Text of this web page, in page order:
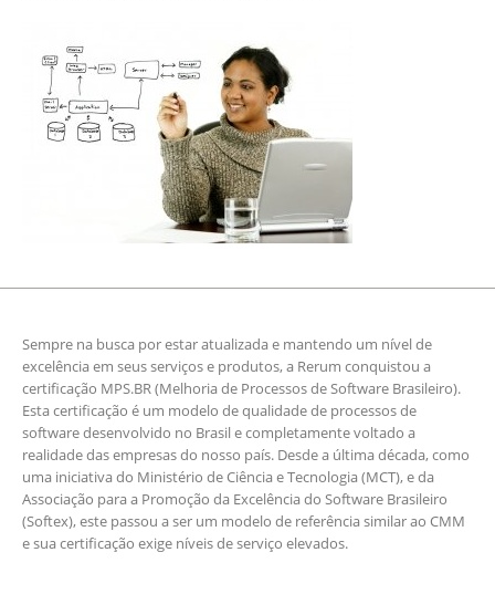
Sempre na busca por estar atualizada e mantendo um nível de
excelência em seus serviços e produtos, a Rerum conquistou a
certificação MPS.BR (Melhoria de Processos de Software Brasileiro).
Esta certificação é um modelo de qualidade de processos de
software desenvolvido no Brasil e completamente voltado a
realidade das empresas do nosso país. Desde a última década, como
uma iniciativa do Ministério de Ciência e Tecnologia (MCT), e da
Associação para a Promoção da Excelência do Software Brasileiro
(Softex), este passou a ser um modelo de referência similar ao CMM
e sua certificação exige níveis de serviço elevados.